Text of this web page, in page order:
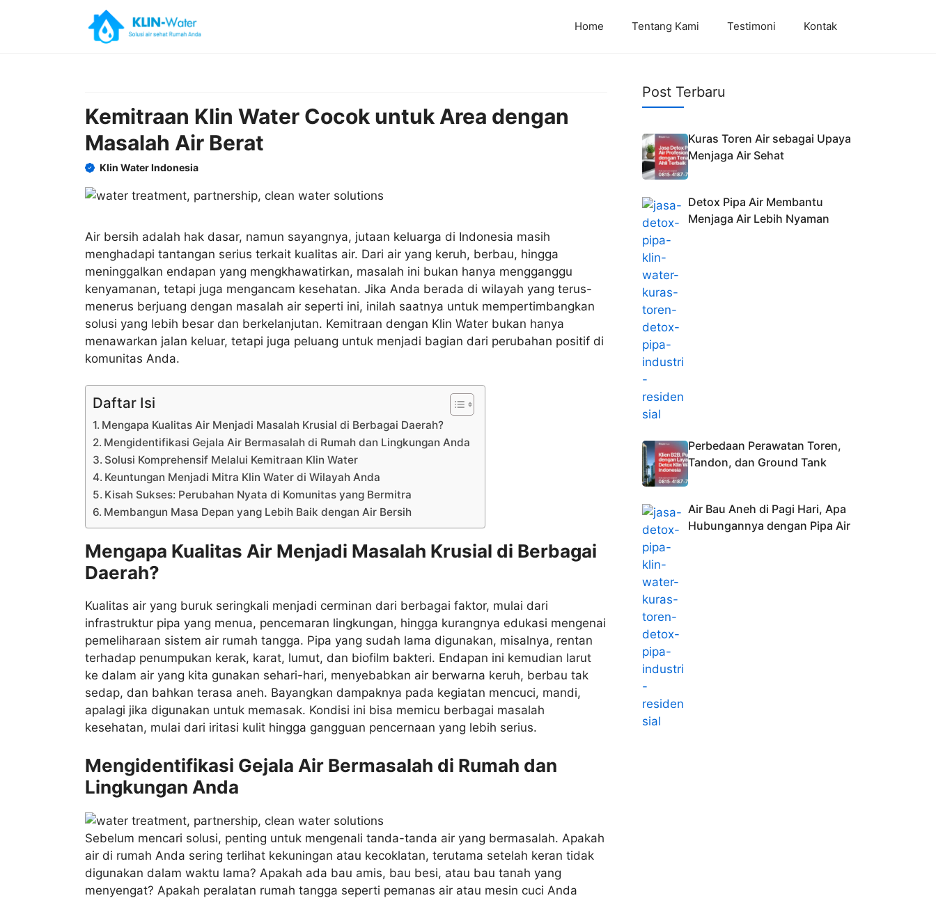
Home Tentang Kami Testimoni Kontak
Kemitraan Klin Water Cocok untuk Area dengan
Masalah Air Berat
Klin Water Indonesia
Air bersih adalah hak dasar, namun sayangnya, jutaan keluarga di Indonesia masih
menghadapi tantangan serius terkait kualitas air. Dari air yang keruh, berbau, hingga
meninggalkan endapan yang mengkhawatirkan, masalah ini bukan hanya mengganggu
kenyamanan, tetapi juga mengancam kesehatan. Jika Anda berada di wilayah yang terus-
menerus berjuang dengan masalah air seperti ini, inilah saatnya untuk mempertimbangkan
solusi yang lebih besar dan berkelanjutan. Kemitraan dengan Klin Water bukan hanya
menawarkan jalan keluar, tetapi juga peluang untuk menjadi bagian dari perubahan positif di
komunitas Anda.
Daftar Isi
Mengapa Kualitas Air Menjadi Masalah Krusial di Berbagai Daerah?
Mengidentifikasi Gejala Air Bermasalah di Rumah dan Lingkungan Anda
Solusi Komprehensif Melalui Kemitraan Klin Water
Keuntungan Menjadi Mitra Klin Water di Wilayah Anda
Kisah Sukses: Perubahan Nyata di Komunitas yang Bermitra
Membangun Masa Depan yang Lebih Baik dengan Air Bersih
Mengapa Kualitas Air Menjadi Masalah Krusial di Berbagai
Daerah?
Kualitas air yang buruk seringkali menjadi cerminan dari berbagai faktor, mulai dari
infrastruktur pipa yang menua, pencemaran lingkungan, hingga kurangnya edukasi mengenai
pemeliharaan sistem air rumah tangga. Pipa yang sudah lama digunakan, misalnya, rentan
terhadap penumpukan kerak, karat, lumut, dan biofilm bakteri. Endapan ini kemudian larut
ke dalam air yang kita gunakan sehari-hari, menyebabkan air berwarna keruh, berbau tak
sedap, dan bahkan terasa aneh. Bayangkan dampaknya pada kegiatan mencuci, mandi,
apalagi jika digunakan untuk memasak. Kondisi ini bisa memicu berbagai masalah
kesehatan, mulai dari iritasi kulit hingga gangguan pencernaan yang lebih serius.
Mengidentifikasi Gejala Air Bermasalah di Rumah dan
Lingkungan Anda
Sebelum mencari solusi, penting untuk mengenali tanda-tanda air yang bermasalah. Apakah
air di rumah Anda sering terlihat kekuningan atau kecoklatan, terutama setelah keran tidak
digunakan dalam waktu lama? Apakah ada bau amis, bau besi, atau bau tanah yang
menyengat? Apakah peralatan rumah tangga seperti pemanas air atau mesin cuci Anda
Post Terbaru
Kuras Toren Air sebagai Upaya
Menjaga Air Sehat
Detox Pipa Air Membantu
Menjaga Air Lebih Nyaman
Perbedaan Perawatan Toren,
Tandon, dan Ground Tank
Air Bau Aneh di Pagi Hari, Apa
Hubungannya dengan Pipa Air